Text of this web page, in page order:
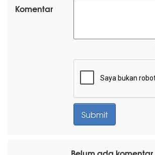
Komentar